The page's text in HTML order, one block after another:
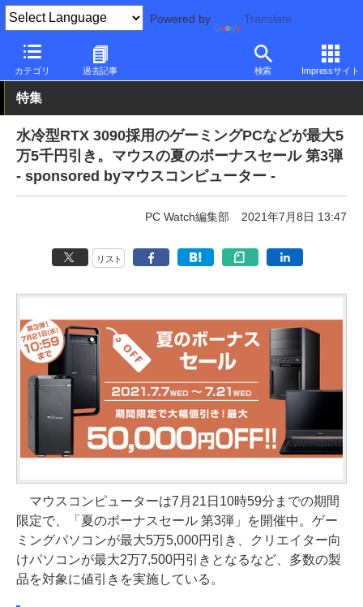
Powered by Translate
カテゴリ 過去記事 検索 Impressサイト
PC Watch パソコン/タブレット/スマートフォン ゲーミングパソ
特集
水冷型RTX 3090採用のゲーミングPCなどが最大5
万5千円引き。マウスの夏のボーナスセール 第3弾
- sponsored byマウスコンピューター -
PC Watch編集部 2021年7月8日 13:47
リスト
マウスコンピューターは7月21日10時59分までの期間
限定で、「夏のボーナスセール 第3弾」を開催中。ゲー
ミングパソコンが最大5万5,000円引き、クリエイター向
けパソコンが最大2万7,500円引きとなるなど、多数の製
品を対象に値引きを実施している。